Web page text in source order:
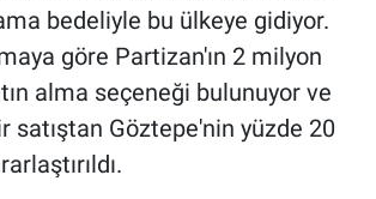
bedeliyle bu ülkeye gidiyor.
göre Partizan'ın 2 milyon
alma seçeneği bulunuyor ve
satıştan Göztepe'nin yüzde 20